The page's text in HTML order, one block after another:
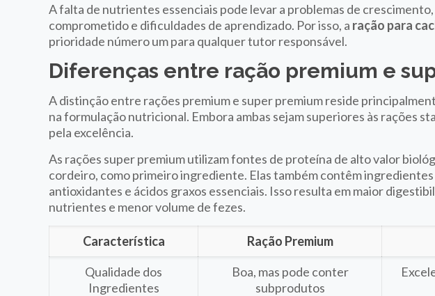
A falta de nutrientes essenciais pode levar a problemas de
comprometido e dificuldades de aprendizado. Por isso, a ração para
prioridade número um para qualquer tutor responsável.
Diferenças entre ração premium e
A distinção entre rações premium e super premium reside
na formulação nutricional. Embora ambas sejam superiores às rações
pela excelência.
As rações super premium utilizam fontes de proteína de alto valor
cordeiro, como primeiro ingrediente. Elas também contêm
antioxidantes e ácidos graxos essenciais. Isso resulta em maior
nutrientes e menor volume de fezes.
Característica Ração Premium
Qualidade dos
Ingredientes
Boa, mas pode conter
subprodutos